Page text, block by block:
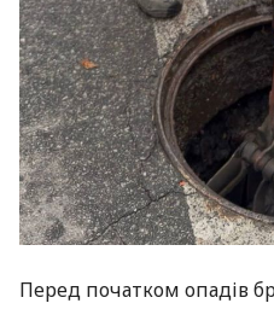
Перед початком опадів